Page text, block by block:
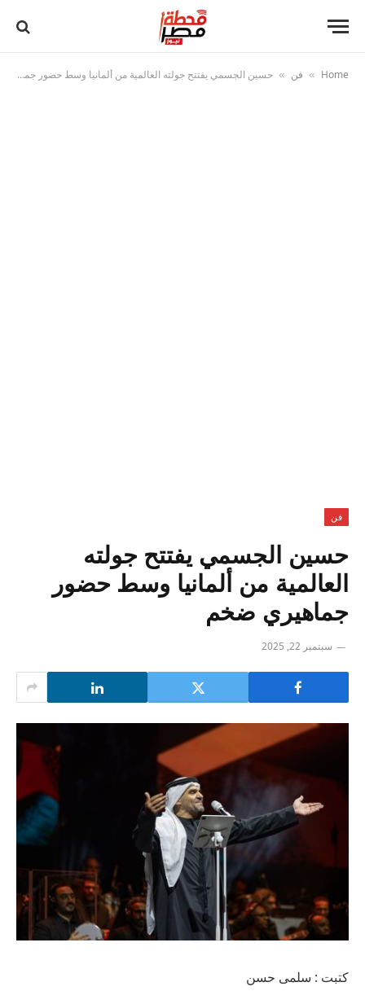
Home
» فن » حسين الجسمي يفتتح جولته العالمية من ألمانيا وسط حضور جماهيري ضخم
فن
حسين الجسمي يفتتح جولته
العالمية من ألمانيا وسط حضور
جماهيري ضخم
سبتمبر 22, 2025
كتبت : سلمى حسن